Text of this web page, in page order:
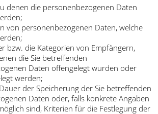
denen die personenbezogenen Daten
von personenbezogenen Daten, welche
bzw. die Kategorien von Empfängern,
die Sie betreffenden
Daten offengelegt wurden oder
werden;
der Speicherung der Sie betreffenden
Daten oder, falls konkrete Angaben
sind, Kriterien für die Festlegung der